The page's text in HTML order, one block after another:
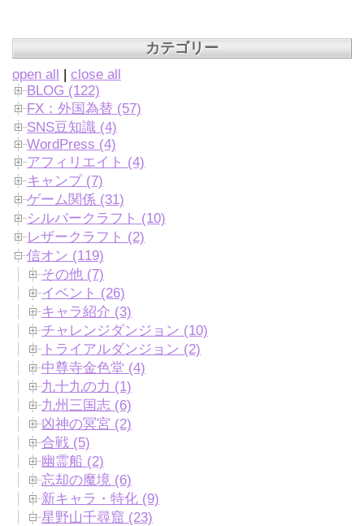
カテゴリー
open all | close all
BLOG (122)
FX：外国為替 (57)
SNS豆知識 (4)
WordPress (4)
アフィリエイト (4)
キャンプ (7)
ゲーム関係 (31)
シルバークラフト (10)
レザークラフト (2)
信オン (119)
その他 (7)
イベント (26)
キャラ紹介 (3)
チャレンジダンジョン (10)
トライアルダンジョン (2)
中尊寺金色堂 (4)
九十九の力 (1)
九州三国志 (6)
凶神の冥宮 (2)
合戦 (5)
幽霊船 (2)
忘却の魔境 (6)
新キャラ・特化 (9)
星野山千尋窟 (23)